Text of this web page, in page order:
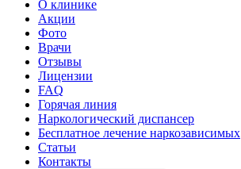
О клинике
Акции
Фото
Врачи
Отзывы
Лицензии
FAQ
Горячая линия
Наркологический диспансер
Бесплатное лечение наркозависимых
Статьи
Контакты